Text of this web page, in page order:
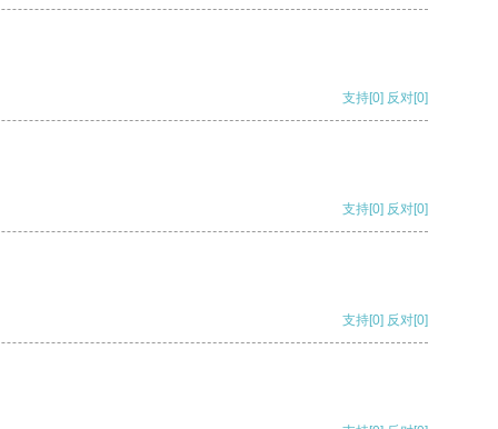
支持[0] 反对[0]
支持[0] 反对[0]
支持[0] 反对[0]